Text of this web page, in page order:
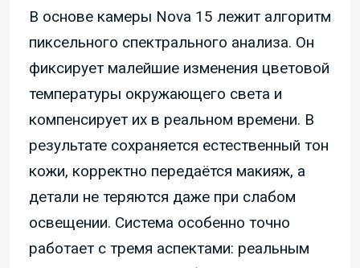
В основе камеры Nova 15 лежит алгоритм
пиксельного спектрального анализа. Он
фиксирует малейшие изменения цветовой
температуры окружающего света и
компенсирует их в реальном времени. В
результате сохраняется естественный тон
кожи, корректно передаётся макияж, а
детали не теряются даже при слабом
освещении. Система особенно точно
работает с тремя аспектами: реальным